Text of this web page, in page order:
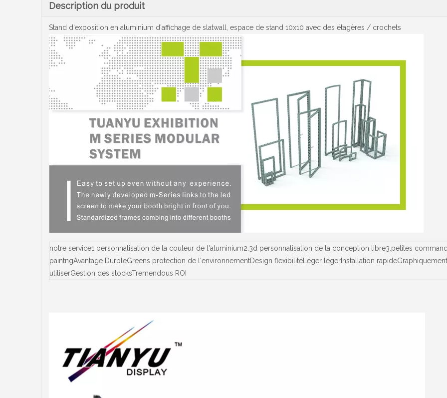
Description du produit
Stand d'exposition en aluminium d'affichage de slatwall, espace de stand 10x10 avec des étagères / crochets
notre service1 personnalisation de la couleur de l'aluminium2.3d personnalisation de la conception libre3.petites
paintngAvantage DurbleGreens protection de l'environnementDesign flexibilitéLéger légerInstallation
utiliserGestion des stocksTremendous ROI